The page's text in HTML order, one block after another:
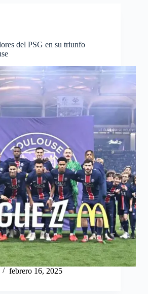
del PSG en su triunfo
febrero 16, 2025